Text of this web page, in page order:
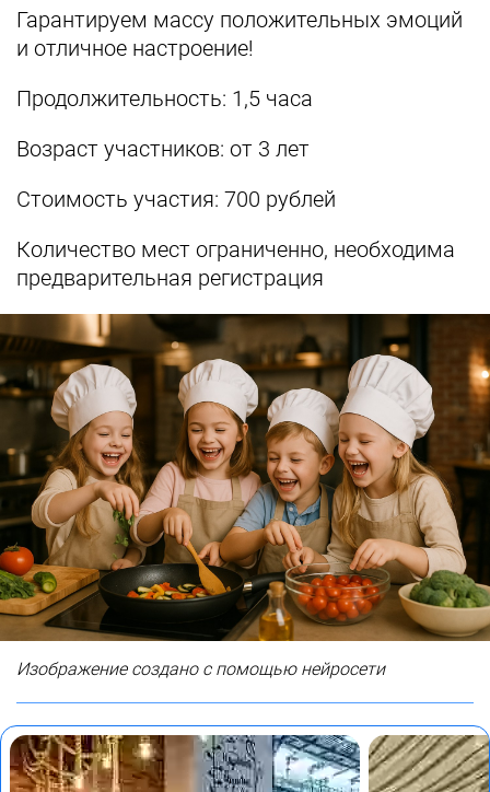
Гарантируем массу положительных эмоций
и отличное настроение!
Продолжительность: 1,5 часа
Возраст участников: от 3 лет
Стоимость участия: 700 рублей
Количество мест ограниченно, необходима
предварительная регистрация
Изображение создано с помощью нейросети